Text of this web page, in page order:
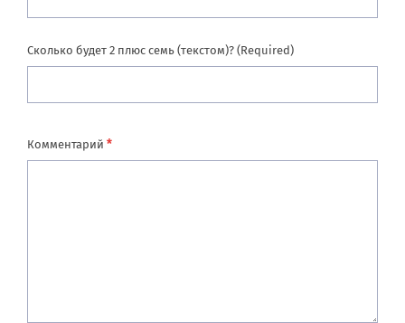
Сколько будет 2 плюс семь (текстом)? (Required)
Комментарий *